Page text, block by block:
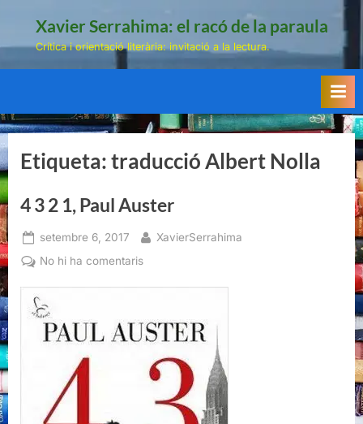
Xavier Serrahima: el racó de la paraula
Crítica i orientació literària: invitació a la lectura.
Etiqueta:traducció Albert Nolla
4 3 2 1, Paul Auster
Posted
on
setembre 6, 2017 By
XavierSerrahima
No hi ha comentarisa
1,
Auster